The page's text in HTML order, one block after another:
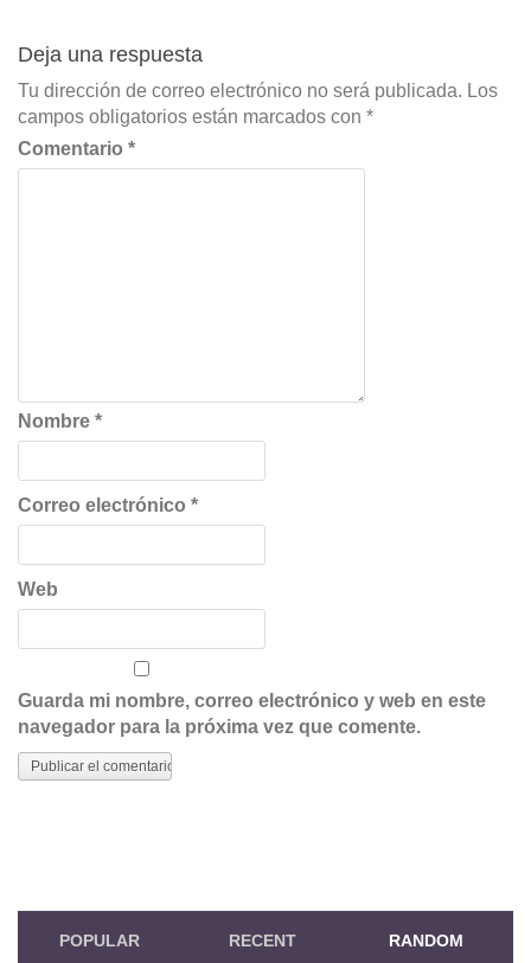
Deja una respuesta
Tu dirección de correo electrónico no será publicada. Los
campos obligatorios están marcados con *
Comentario *
Nombre *
Correo electrónico *
Web
Guarda mi nombre, correo electrónico y web en este
navegador para la próxima vez que comente.
POPULAR RECENT RANDOM